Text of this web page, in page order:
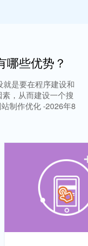
哪些优势？
是要在程序建设和
，从而建设一个搜
制作优化 -2026年8